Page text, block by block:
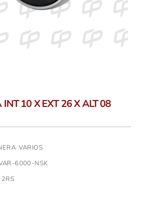
10 X EXT 26 X ALT 08
VARIOS
6000-NSK